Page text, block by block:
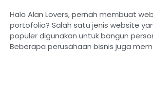
Halo Alan Lovers, pernah membuat
portofolio? Salah satu jenis website
populer digunakan untuk bangun
Beberapa perusahaan bisnis juga